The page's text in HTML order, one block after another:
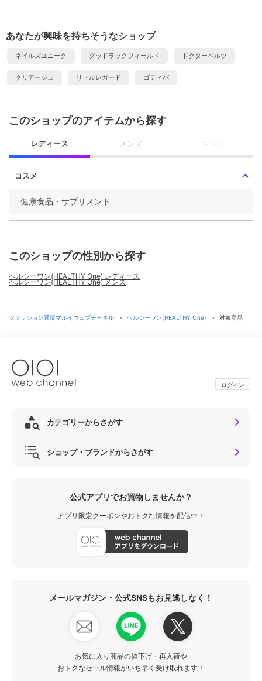
あなたが興味を持ちそうなショップ
ネイルズユニーク グッドラックフィールド ドクターベルツ
クリアージュ リトルレガード ゴディバ
このショップのアイテムから探す
レディース メンズ キッズ
コスメ
健康食品・サプリメント
このショップの性別から探す
ヘルシーワン(HEALTHY One) レディース
ヘルシーワン(HEALTHY One) メンズ
ファッション通販マルイウェブチャネル ＞ ヘルシーワン(HEALTHY One) ＞ 対象商品
ログイン
カテゴリーからさがす
ショップ・ブランドからさがす
公式アプリでお買物しませんか？
アプリ限定クーポンやおトクな情報を配信中！
メールマガジン・公式SNSもお見逃しなく！
お気に入り商品の値下げ・再入荷や
おトクなセール情報がいち早く受け取れます！